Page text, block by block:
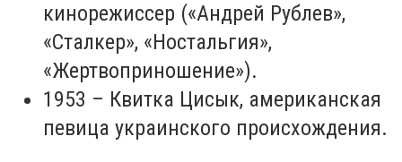
кинорежиссер («Андрей Рублев»,
«Сталкер», «Ностальгия»,
«Жертвоприношение»).
1953 – Квитка Цисык, американская
певица украинского происхождения.